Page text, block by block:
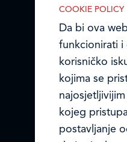
Obavijest o Privatnosti i
Privacy notice and
© LEDO plus d.o.o.
COOKIE POLICY
Da bi ova
funkcionirati i
korisničko
kojima se
kojeg
postavljanje
Analitički
Analitički
unaprijediti
analizom